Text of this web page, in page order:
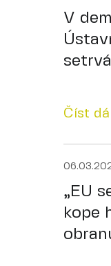
V
Číst
„EU
kope